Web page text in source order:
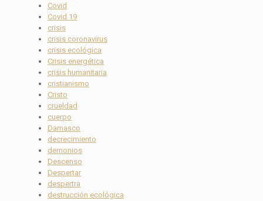
Covid
Covid 19
crisis
crisis coronavirus
crisis ecológica
Crisis energética
crisis humanitaria
cristianismo
Cristo
crueldad
cuerpo
Damasco
decrecimiento
demonios
Descenso
Despertar
despertra
destrucción ecológica